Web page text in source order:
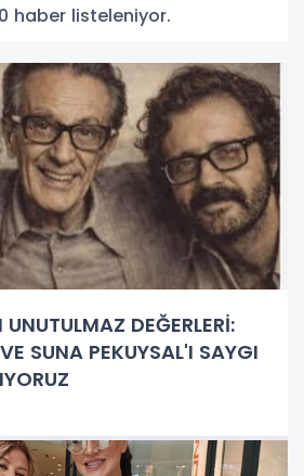
haber listeleniyor.
DEĞERLERİ:
SUNA PEKUYSAL'I SAYGI